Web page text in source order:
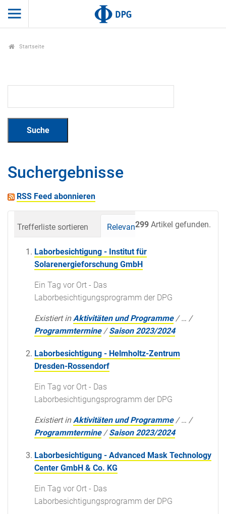
Startseite
Suchergebnisse
RSS Feed abonnieren
299 Artikel gefunden.
Trefferliste sortieren Relevanz Datum
Laborbesichtigung - Institut für
Solarenergieforschung GmbH
Ein Tag vor Ort - Das
Laborbesichtigungsprogramm der DPG
Existiert in Aktivitäten und Programme /… /
Programmtermine /Saison 2023/2024
Laborbesichtigung - Helmholtz-Zentrum
Dresden-Rossendorf
Ein Tag vor Ort - Das
Laborbesichtigungsprogramm der DPG
Existiert in Aktivitäten und Programme /… /
Programmtermine /Saison 2023/2024
Laborbesichtigung - Advanced Mask Technology
Center GmbH & Co. KG
Ein Tag vor Ort - Das
Laborbesichtigungsprogramm der DPG